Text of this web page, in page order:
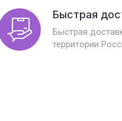
Быстрая
Быстрая
территории